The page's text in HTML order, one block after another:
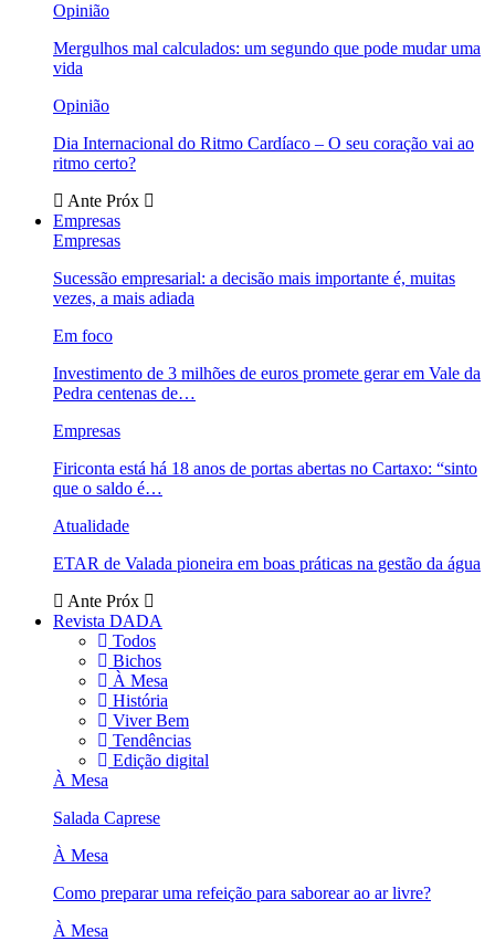
Opinião
Mergulhos mal calculados: um segundo que pode mudar uma
vida
Opinião
Dia Internacional do Ritmo Cardíaco – O seu coração vai ao
ritmo certo?
Ante Próx
Empresas
Empresas
Sucessão empresarial: a decisão mais importante é, muitas
vezes, a mais adiada
Em foco
Investimento de 3 milhões de euros promete gerar em Vale da
Pedra centenas de…
Empresas
Firiconta está há 18 anos de portas abertas no Cartaxo: “sinto
que o saldo é…
Atualidade
ETAR de Valada pioneira em boas práticas na gestão da água
Ante Próx
Revista DADA
Todos
Bichos
À Mesa
História
Viver Bem
Tendências
Edição digital
À Mesa
Salada Caprese
À Mesa
Como preparar uma refeição para saborear ao ar livre?
À Mesa